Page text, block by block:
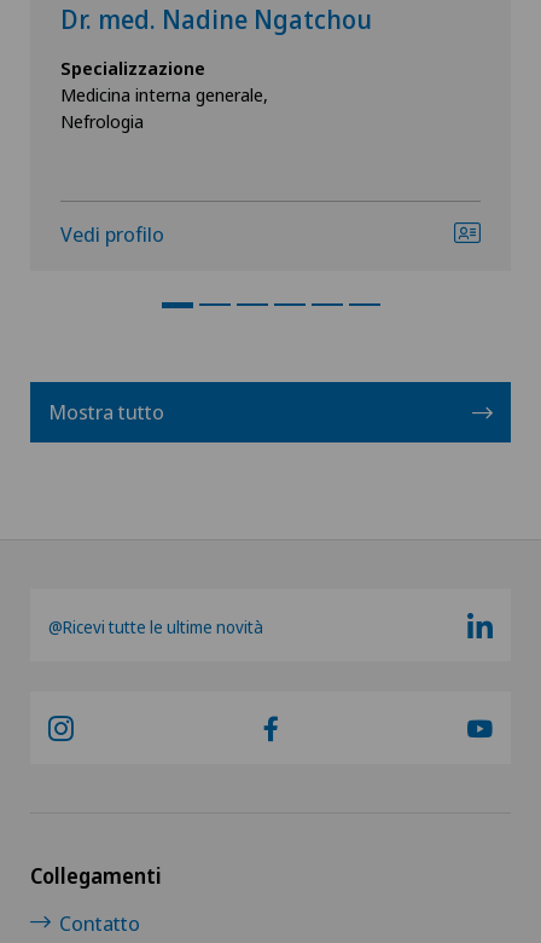
Dr. med. Nadine Ngatchou
Specializzazione
Medicina interna generale,
Nefrologia
Vedi profilo
Mostra tutto
@Ricevi tutte le ultime novità
Collegamenti
Contatto